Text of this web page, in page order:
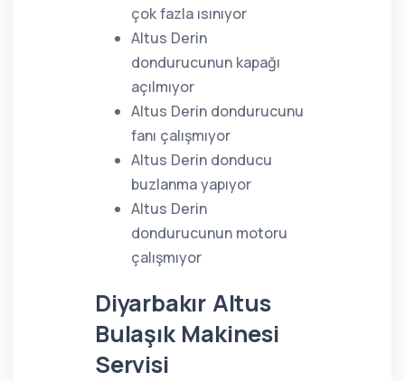
çok fazla ısınıyor
Altus Derin
dondurucunun kapağı
açılmıyor
Altus Derin dondurucunu
fanı çalışmıyor
Altus Derin donducu
buzlanma yapıyor
Altus Derin
dondurucunun motoru
çalışmıyor
Diyarbakır Altus
Bulaşık Makinesi
Servisi